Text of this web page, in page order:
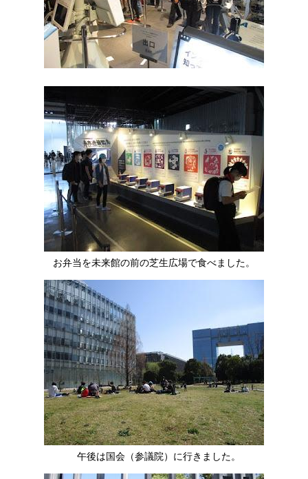
お弁当を未来館の前の芝生広場で食べました。
午後は国会（参議院）に行きました。